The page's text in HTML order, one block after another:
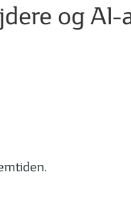
og AI-